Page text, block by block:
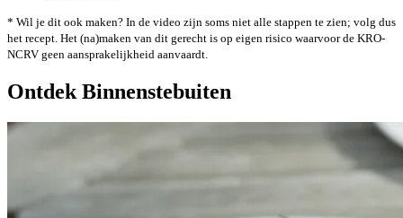
* Wil je dit ook maken? In de video zijn soms niet alle stappen te zien; volg dus
het recept. Het (na)maken van dit gerecht is op eigen risico waarvoor de KRO-
NCRV geen aansprakelijkheid aanvaardt.
Ontdek Binnenstebuiten